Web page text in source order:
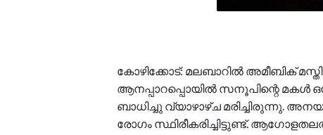
കോഴിക്കോട്: മലബാറില്‍ അമീബിക്
ആനപ്പാറപ്പൊയില്‍ സനൂപിന്റെ മകള്‍
ബാധിച്ചു വ്യാഴാഴ്ച മരിച്ചിരുന്നു.
രോഗം സ്ഥിരീകരിച്ചിട്ടുണ്ട്.